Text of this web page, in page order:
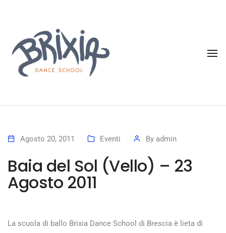
Agosto 20, 2011 Eventi By admin
Baia del Sol (Vello) – 23
Agosto 2011
La scuola di ballo Brixia Dance School di Brescia è lieta di